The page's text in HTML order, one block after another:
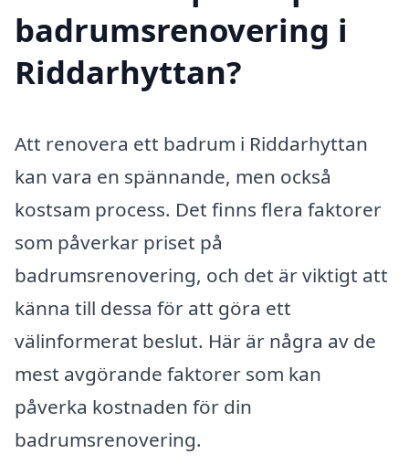
badrumsrenovering i
Riddarhyttan?
Att renovera ett badrum i Riddarhyttan
kan vara en spännande, men också
kostsam process. Det finns flera faktorer
som påverkar priset på
badrumsrenovering, och det är viktigt att
känna till dessa för att göra ett
välinformerat beslut. Här är några av de
mest avgörande faktorer som kan
påverka kostnaden för din
badrumsrenovering.